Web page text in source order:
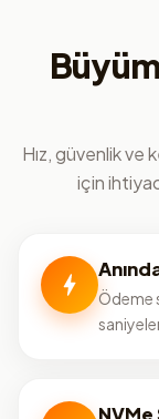
Hız, güvenlik ve
için
Ödeme
NVMe